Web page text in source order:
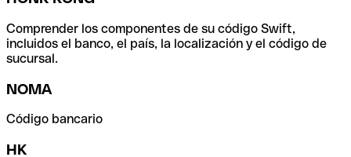
Comprender los componentes de su código Swift,
incluidos el banco, el país, la localización y el código de
sucursal.
NOMA
Código bancario
HK